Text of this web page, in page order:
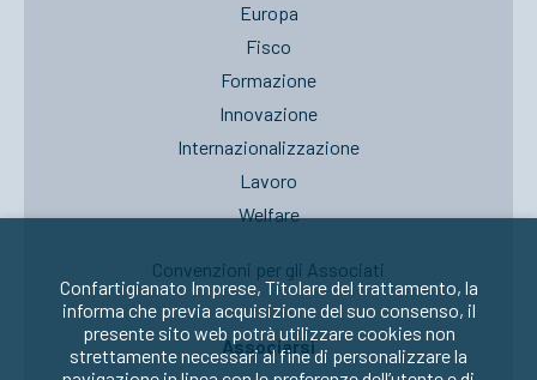
Europa
Fisco
Formazione
Innovazione
Internazionalizzazione
Lavoro
Welfare
Convenzioni per gli Associati
Associarsi
Confartigianato Imprese, Titolare del trattamento, la
informa che previa acquisizione del suo consenso, il
presente sito web potrà utilizzare cookies non
strettamente necessari al fine di personalizzare la